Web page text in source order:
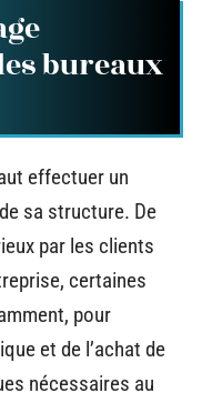
bureaux
effectuer un
sa structure. De
par les clients
certaines
pour
et de l’achat de
nécessaires au